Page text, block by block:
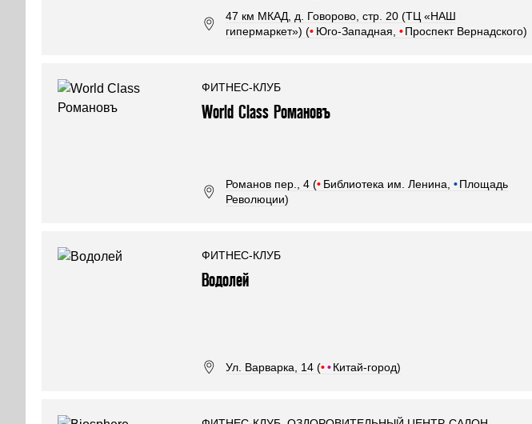
47 км МКАД, д. Говорово, стр. 20 (ТЦ «НАШ
гипермаркет») (• Юго-Западная, • Проспект Вернадского)
ФИТНЕС-КЛУБ
World Class Романовъ
Романов пер., 4 (• Библиотека им. Ленина, • Площадь
Революции)
ФИТНЕС-КЛУБ
Водолей
Ул. Варварка, 14 (•• Китай-город)